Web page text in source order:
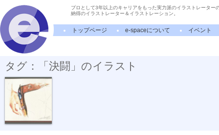
プロとして3年以上のキャリアをもった実力派のイラストレーター
納得のイラストレーター＆イラストレーション。
トップページ e-spaceについて イベント
タグ：「決闘」のイラスト
『ガンベルト』